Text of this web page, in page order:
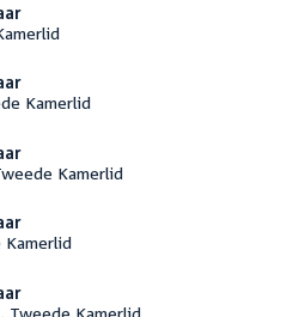
Kamerlid
Kamerlid
Kamerlid
Tweede Kamerlid